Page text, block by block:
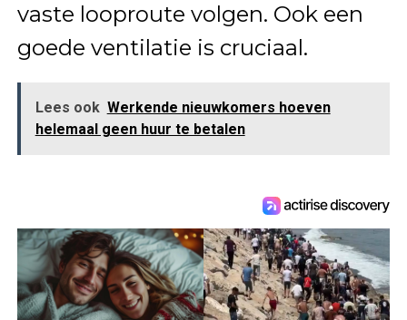
vaste looproute volgen. Ook een
goede ventilatie is cruciaal.
Lees ook Werkende nieuwkomers hoeven
helemaal geen huur te betalen